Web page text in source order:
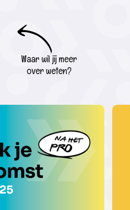
Waar wil jij meer
over weten?